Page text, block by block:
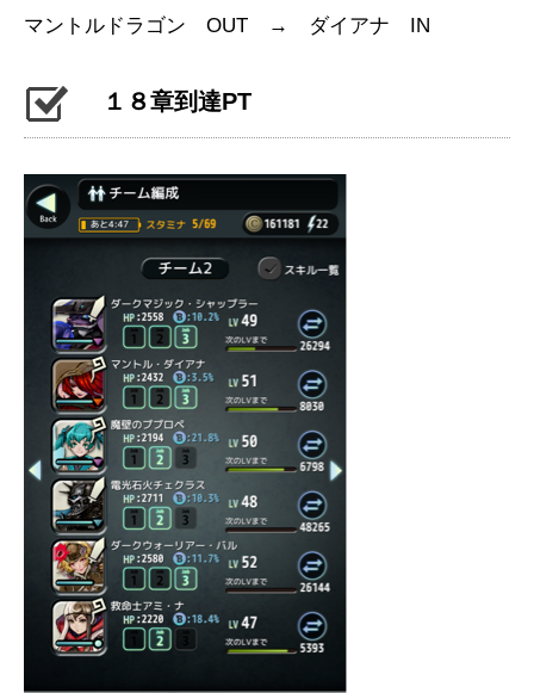
マントルドラゴン OUT → ダイアナ IN
１８章到達PT